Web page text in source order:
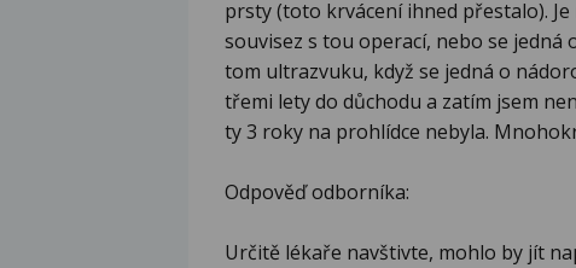
prsty (toto krvácení ihned přestalo).
souvisez s tou operací, nebo se jedná
tom ultrazvuku, když se jedná o
třemi lety do důchodu a zatím jsem
ty 3 roky na prohlídce nebyla.
Odpověď odborníka:
Určitě lékaře navštivte, mohlo by jít